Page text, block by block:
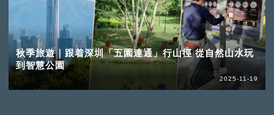
秋季旅遊｜跟着深圳「五園連通」行山徑 從自然山水玩
到智慧公園
2025-11-19